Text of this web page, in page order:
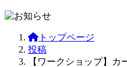
トップページ
投稿
【ワークショップ】カ